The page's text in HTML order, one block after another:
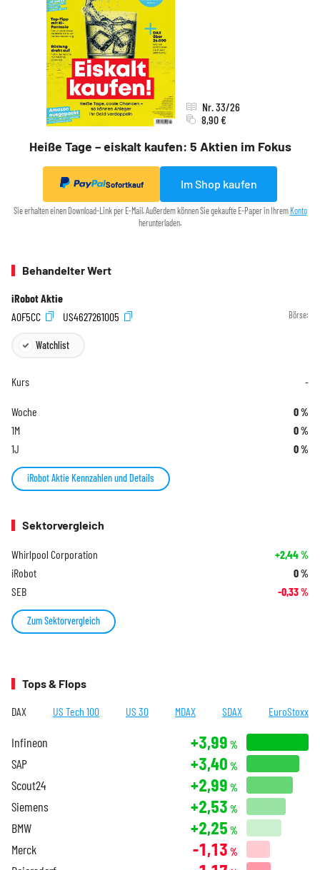
Heiße Tage – eiskalt kaufen: 5 Aktien im Fokus
Nr. 33/26
8,90 €
Sofortkauf Im Shop kaufen
Sie erhalten einen Download-Link per E-Mail. Außerdem können Sie gekaufte E-Paper in Ihrem Konto
herunterladen.
Behandelter Wert
iRobot Aktie
A0F5CC
US4627261005 Börse:
Watchlist
Kurs -
Woche 0%
1M 0%
1J 0%
iRobot Aktie Kennzahlen und Details
Sektorvergleich
Whirlpool Corporation +2,44%
iRobot 0%
SEB -0,33%
Zum Sektorvergleich
Tops & Flops
DAX US Tech 100 US 30 MDAX SDAX EuroStoxx
Infineon +3,99 %
SAP +3,40 %
Scout24 +2,99 %
Siemens +2,53 %
BMW +2,25 %
Merck -1,13 %